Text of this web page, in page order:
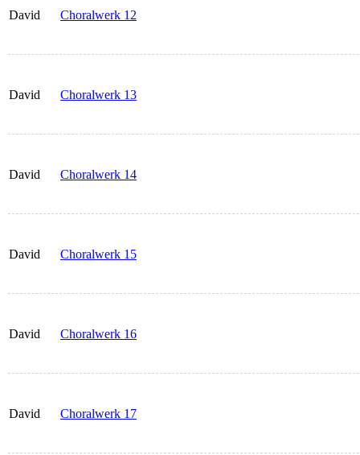
David Choralwerk 12
David Choralwerk 13
David Choralwerk 14
David Choralwerk 15
David Choralwerk 16
David Choralwerk 17